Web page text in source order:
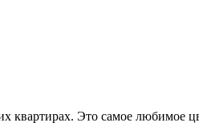
квартирах. Это самое любимое